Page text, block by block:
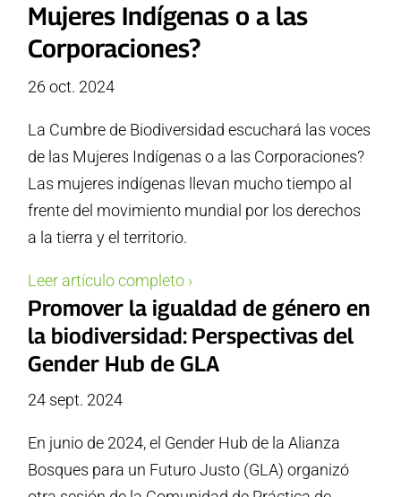
Mujeres Indígenas o a las
Corporaciones?
26 oct. 2024
La Cumbre de Biodiversidad escuchará las voces
de las Mujeres Indígenas o a las Corporaciones?
Las mujeres indígenas llevan mucho tiempo al
frente del movimiento mundial por los derechos
a la tierra y el territorio.
Leer artículo completo ›
Promover la igualdad de género en
la biodiversidad: Perspectivas del
Gender Hub de GLA
24 sept. 2024
En junio de 2024, el Gender Hub de la Alianza
Bosques para un Futuro Justo (GLA) organizó